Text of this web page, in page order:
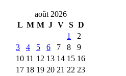
août 2026
L M M J V S D
1
2
3
4 5 6 7 8
9
10 11 12 13 14 15 16
17 18 19 20 21 22 23